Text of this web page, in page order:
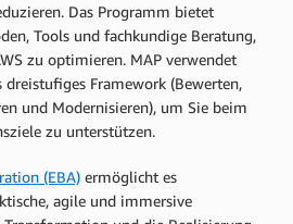
Das Programm bietet
Tools und fachkundige Beratung,
zu optimieren. MAP verwendet
Framework (Bewerten,
und Modernisieren), um Sie beim
zu unterstützen.
(EBA) ermöglicht es
agile und immersive